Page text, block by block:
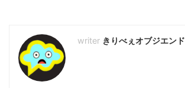
きりべぇオブジエンド